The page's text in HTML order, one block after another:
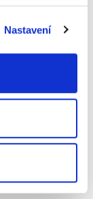
Nastavení